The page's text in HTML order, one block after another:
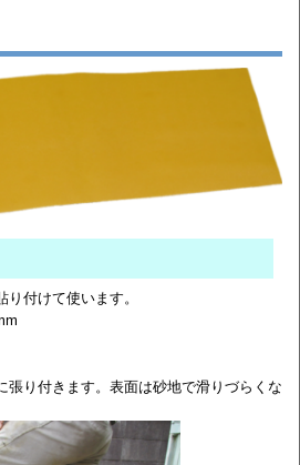
付けて使います。
り付きます。表面は砂地で滑りづらくな